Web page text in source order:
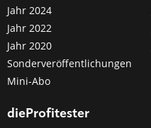
Jahr 2024
Jahr 2022
Jahr 2020
Sonderveröffentlichungen
Mini-Abo
dieProfitester